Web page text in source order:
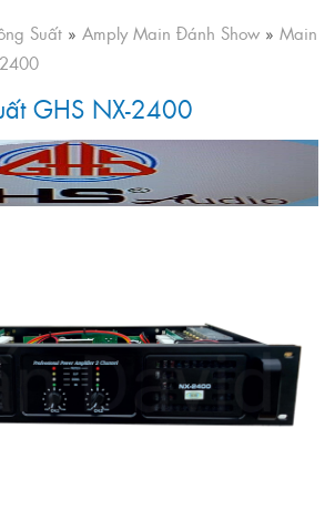
Suất » Amply Main Đánh Show » Main
GHS NX-2400